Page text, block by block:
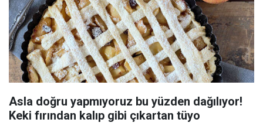
Asla doğru yapmıyoruz bu yüzden dağılıyor!
Keki fırından kalıp gibi çıkartan tüyo